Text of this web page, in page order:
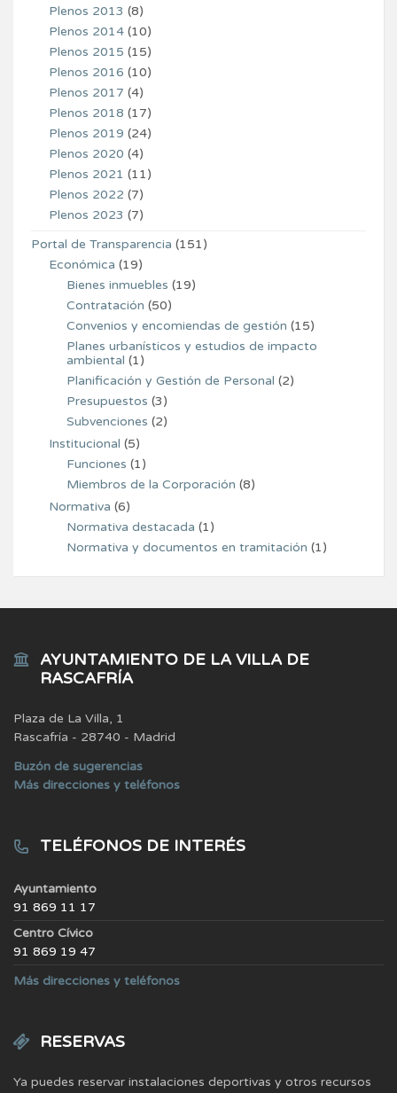
Plenos 2013 (8)
Plenos 2014 (10)
Plenos 2015 (15)
Plenos 2016 (10)
Plenos 2017 (4)
Plenos 2018 (17)
Plenos 2019 (24)
Plenos 2020 (4)
Plenos 2021 (11)
Plenos 2022 (7)
Plenos 2023 (7)
Portal de Transparencia (151)
Económica (19)
Bienes inmuebles (19)
Contratación (50)
Convenios y encomiendas de gestión (15)
Planes urbanísticos y estudios de impacto
ambiental (1)
Planificación y Gestión de Personal (2)
Presupuestos (3)
Subvenciones (2)
Institucional (5)
Funciones (1)
Miembros de la Corporación (8)
Normativa (6)
Normativa destacada (1)
Normativa y documentos en tramitación (1)
AYUNTAMIENTO DE LA VILLA DE
RASCAFRÍA
Plaza de La Villa, 1
Rascafría - 28740 - Madrid
Buzón de sugerencias
Más direcciones y teléfonos
TELÉFONOS DE INTERÉS
Ayuntamiento
91 869 11 17
Centro Cívico
91 869 19 47
Más direcciones y teléfonos
RESERVAS
Ya puedes reservar instalaciones deportivas y otros recursos